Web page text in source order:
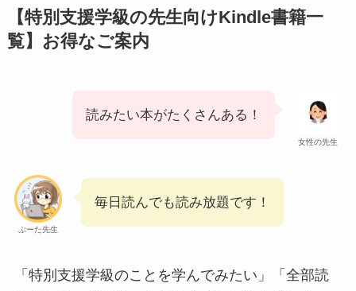
【特別支援学級の先生向けKindle書籍一
覧】お得なご案内
女性の先生
読みたい本がたくさんある！
ぷーた先生
毎日読んでも読み放題です！
「特別支援学級のことを学んでみたい」「全部読